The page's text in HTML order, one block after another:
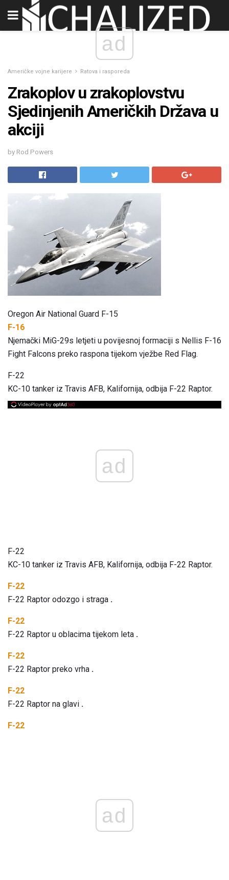
ad
Američke vojne karijere Ratova i rasporeda
Zrakoplov u zrakoplovstvu
Sjedinjenih Američkih Država u
akciji
by Rod Powers
Oregon Air National Guard F-15
F-16
Njemački MiG-29s letjeti u povijesnoj formaciji s Nellis F-16
Fight Falcons preko raspona tijekom vježbe Red Flag.
F-22
KC-10 tanker iz Travis AFB, Kalifornija, odbija F-22 Raptor.
ad
F-22
KC-10 tanker iz Travis AFB, Kalifornija, odbija F-22 Raptor.
F-22
F-22 Raptor odozgo i straga .
F-22
F-22 Raptor u oblacima tijekom leta .
F-22
F-22 Raptor preko vrha .
F-22
F-22 Raptor na glavi .
F-22
ad